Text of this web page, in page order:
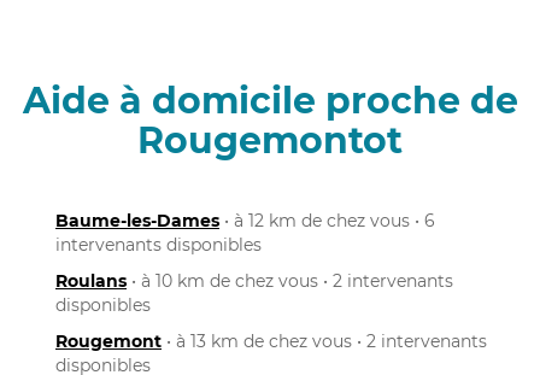
Aide à domicile proche de
Rougemontot
Baume-les-Dames • à 12 km de chez vous • 6
intervenants disponibles
Roulans • à 10 km de chez vous • 2 intervenants
disponibles
Rougemont • à 13 km de chez vous • 2 intervenants
disponibles